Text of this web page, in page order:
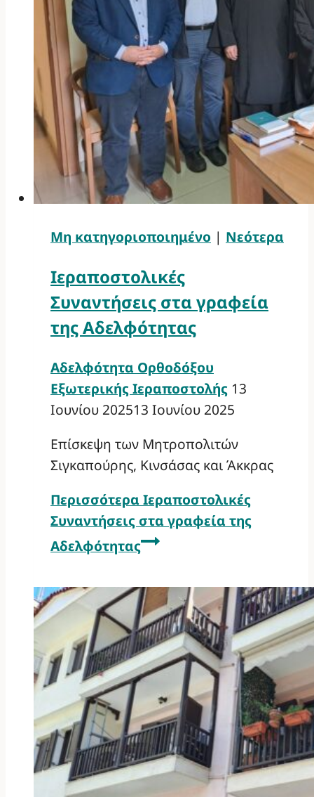
Μη κατηγοριοποιημένο | Νεότερα
Ιεραποστολικές
Συναντήσεις στα γραφεία
της Αδελφότητας
Αδελφότητα Ορθοδόξου
Εξωτερικής Ιεραποστολής 13
Ιουνίου 202513 Ιουνίου 2025
Επίσκεψη των Μητροπολιτών
Σιγκαπούρης, Κινσάσας και Άκκρας
Περισσότερα Ιεραποστολικές
Συναντήσεις στα γραφεία της
Αδελφότητας